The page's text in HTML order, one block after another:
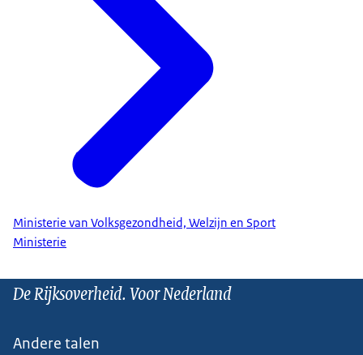
Ministerie van Volksgezondheid, Welzijn en Sport
Ministerie
De Rijksoverheid. Voor Nederland
Andere talen